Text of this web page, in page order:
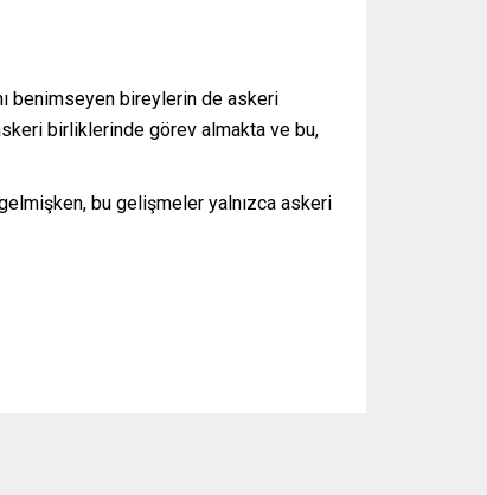
benimseyen bireylerin de askeri
birliklerinde görev almakta ve bu,
bu gelişmeler yalnızca askeri